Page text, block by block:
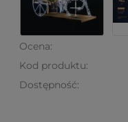
Ocena:
Kod produktu:
Dostępność: